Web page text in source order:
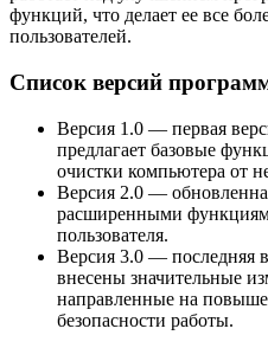
функций, что делает ее все
пользователей.
Список версий
Версия 1.0 — первая
предлагает базовые
очистки компьютера от
Версия 2.0 —
расширенными
пользователя.
Версия 3.0 — последняя
внесены значительные
направленные на
безопасности работы.